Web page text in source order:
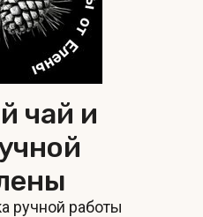
чай и
ручной работы